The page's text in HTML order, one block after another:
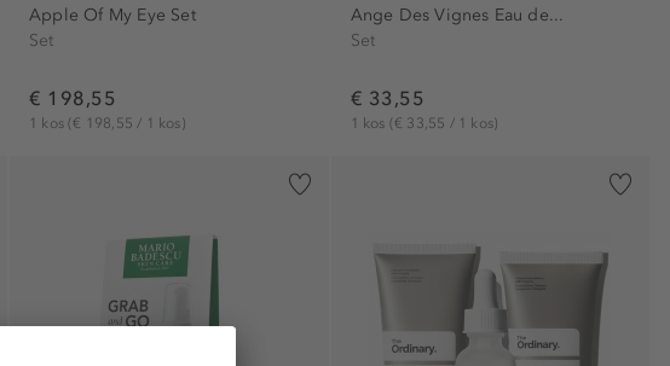
Apple Of My Eye Set
Set
€ 198,55
1 kos(€ 198,55 / 1 kos)
Ange Des Vignes Eau de...
Set
€ 33,55
1 kos (€ 33,55 / 1 kos)